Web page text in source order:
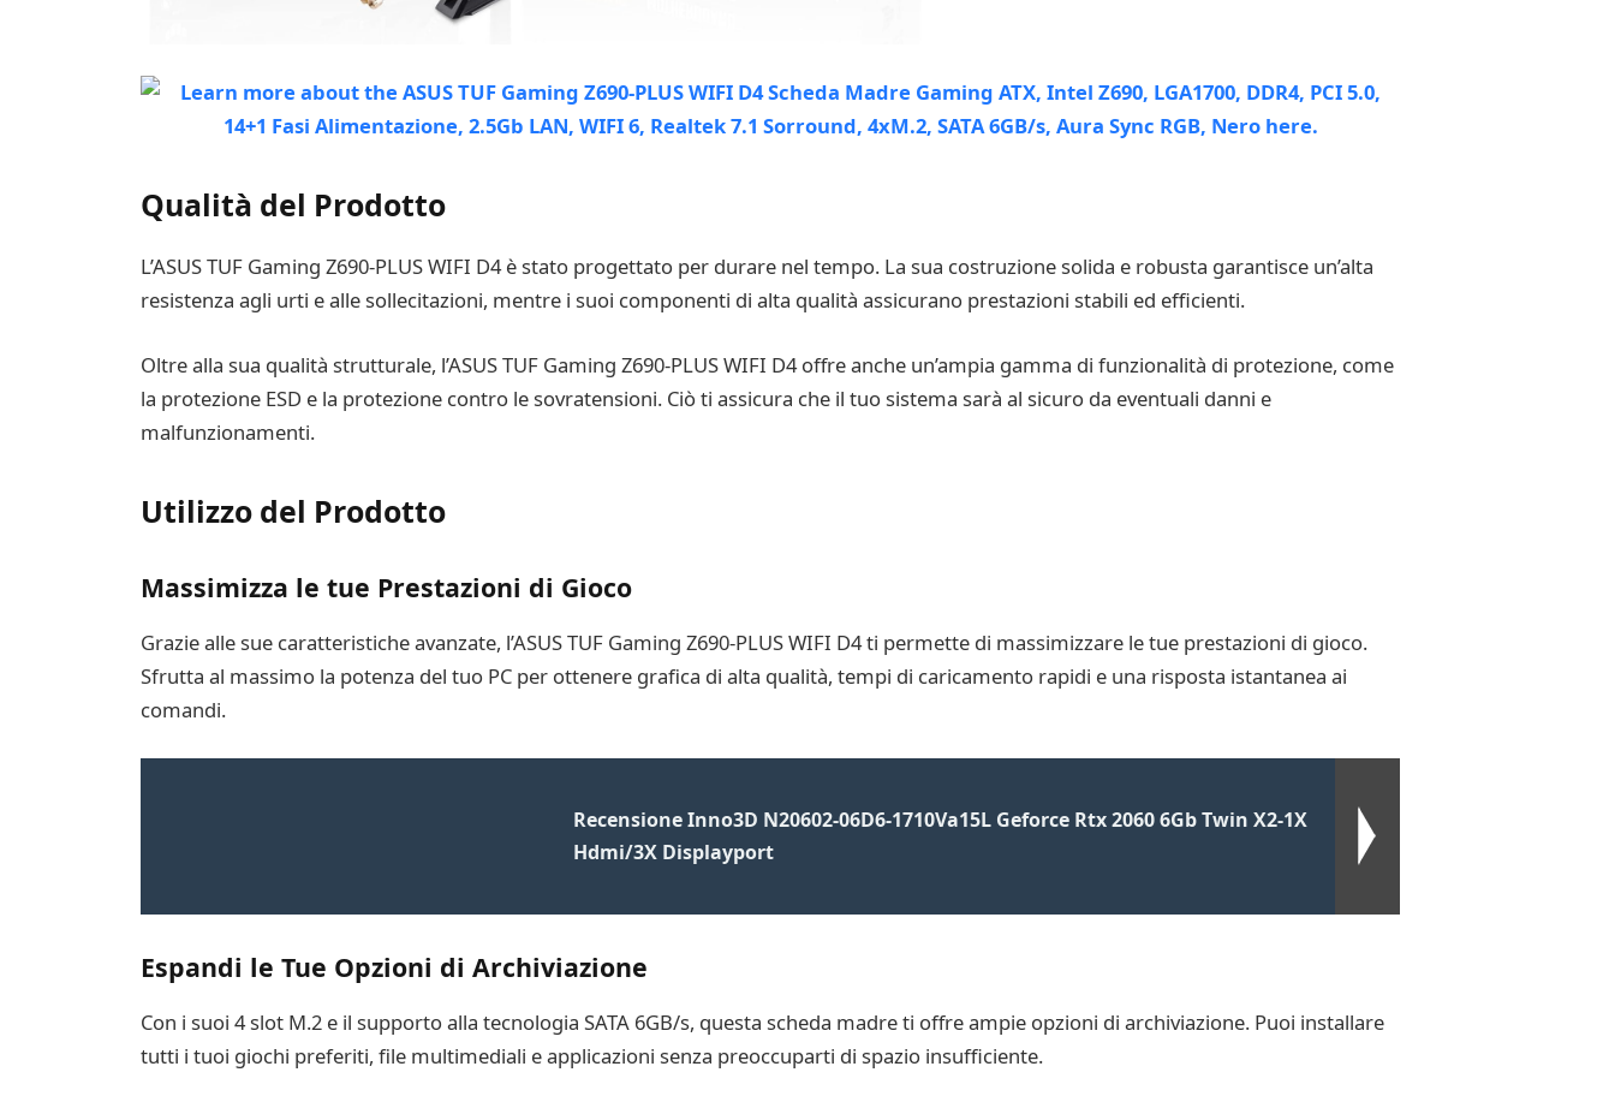
Qualità del Prodotto
L’ASUS TUF Gaming Z690-PLUS WIFI D4 è stato progettato per durare nel tempo. La sua costruzione solida e robusta garantisce un’alta
resistenza agli urti e alle sollecitazioni, mentre i suoi componenti di alta qualità assicurano prestazioni stabili ed efficienti.
Oltre alla sua qualità strutturale, l’ASUS TUF Gaming Z690-PLUS WIFI D4 offre anche un’ampia gamma di funzionalità di protezione, come
la protezione ESD e la protezione contro le sovratensioni. Ciò ti assicura che il tuo sistema sarà al sicuro da eventuali danni e
malfunzionamenti.
Utilizzo del Prodotto
Massimizza le tue Prestazioni di Gioco
Grazie alle sue caratteristiche avanzate, l’ASUS TUF Gaming Z690-PLUS WIFI D4 ti permette di massimizzare le tue prestazioni di gioco.
Sfrutta al massimo la potenza del tuo PC per ottenere grafica di alta qualità, tempi di caricamento rapidi e una risposta istantanea ai
comandi.
Recensione Inno3D N20602-06D6-1710Va15L Geforce Rtx 2060 6Gb Twin X2-1X
Hdmi/3X Displayport
Espandi le Tue Opzioni di Archiviazione
Con i suoi 4 slot M.2 e il supporto alla tecnologia SATA 6GB/s, questa scheda madre ti offre ampie opzioni di archiviazione. Puoi installare
tutti i tuoi giochi preferiti, file multimediali e applicazioni senza preoccuparti di spazio insufficiente.